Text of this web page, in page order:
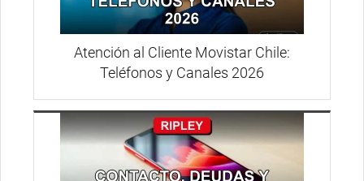
Atención al Cliente Movistar Chile:
Teléfonos y Canales 2026